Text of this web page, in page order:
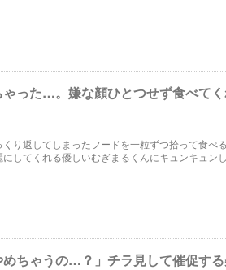
ゃった…。嫌な顔ひとつせず食べて
り返してしまったフードを一粒ずつ拾って食べ
してくれる優しいむぎまるくんにキュンキュンし
めちゃうの…？」チラ見して催促す